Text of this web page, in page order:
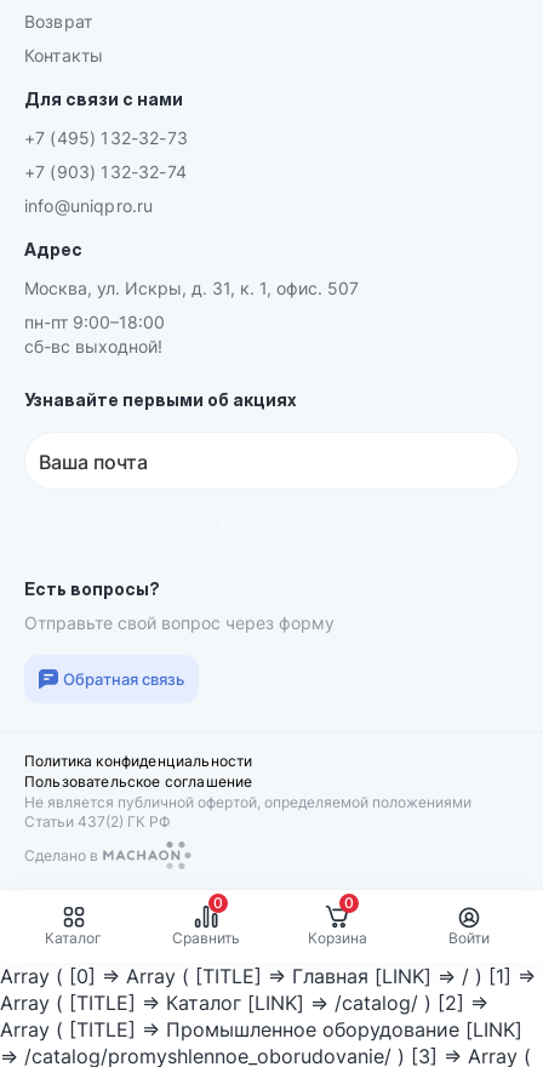
Возврат
Контакты
Для связи с нами
+7 (495) 132-32-73
+7 (903) 132-32-74
info@uniqpro.ru
Адрес
Москва, ул. Искры, д. 31, к. 1, офис. 507
пн-пт 9:00–18:00
сб-вс выходной!
Узнавайте первыми об акциях
Ваша почта
Есть вопросы?
Отправьте свой вопрос через форму
Обратная связь
Политика конфиденциальности
Пользовательское соглашение
Не является публичной офертой, определяемой положениями
Статьи 437(2) ГК РФ
Сделано в
Machaon
Каталог
0
Сравнить
0
Корзина
Войти
Array ( [0] => Array ( [TITLE] => Главная [LINK] => / ) [1] =>
Array ( [TITLE] => Каталог [LINK] => /catalog/ ) [2] =>
Array ( [TITLE] => Промышленное оборудование [LINK]
=> /catalog/promyshlennoe_oborudovanie/ ) [3] => Array (